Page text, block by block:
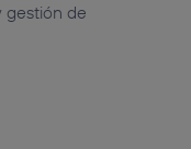
gestión de